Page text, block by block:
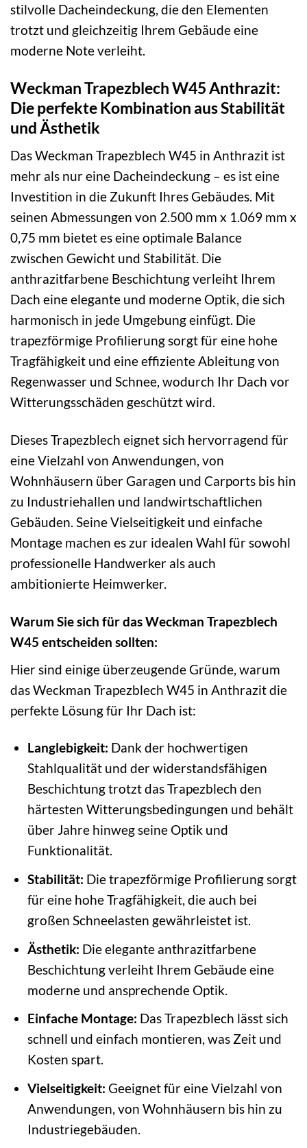
stilvolle Dacheindeckung, die den Elementen
trotzt und gleichzeitig Ihrem Gebäude eine
moderne Note verleiht.
Weckman Trapezblech W45 Anthrazit:
Die perfekte Kombination aus Stabilität
und Ästhetik
Das Weckman Trapezblech W45 in Anthrazit ist
mehr als nur eine Dacheindeckung – es ist eine
Investition in die Zukunft Ihres Gebäudes. Mit
seinen Abmessungen von 2.500 mm x 1.069 mm x
0,75 mm bietet es eine optimale Balance
zwischen Gewicht und Stabilität. Die
anthrazitfarbene Beschichtung verleiht Ihrem
Dach eine elegante und moderne Optik, die sich
harmonisch in jede Umgebung einfügt. Die
trapezförmige Profilierung sorgt für eine hohe
Tragfähigkeit und eine effiziente Ableitung von
Regenwasser und Schnee, wodurch Ihr Dach vor
Witterungsschäden geschützt wird.
Dieses Trapezblech eignet sich hervorragend für
eine Vielzahl von Anwendungen, von
Wohnhäusern über Garagen und Carports bis hin
zu Industriehallen und landwirtschaftlichen
Gebäuden. Seine Vielseitigkeit und einfache
Montage machen es zur idealen Wahl für sowohl
professionelle Handwerker als auch
ambitionierte Heimwerker.
Warum Sie sich für das Weckman Trapezblech
W45 entscheiden sollten:
Hier sind einige überzeugende Gründe, warum
das Weckman Trapezblech W45 in Anthrazit die
perfekte Lösung für Ihr Dach ist:
Langlebigkeit: Dank der hochwertigen
Stahlqualität und der widerstandsfähigen
Beschichtung trotzt das Trapezblech den
härtesten Witterungsbedingungen und behält
über Jahre hinweg seine Optik und
Funktionalität.
Stabilität: Die trapezförmige Profilierung sorgt
für eine hohe Tragfähigkeit, die auch bei
großen Schneelasten gewährleistet ist.
Ästhetik: Die elegante anthrazitfarbene
Beschichtung verleiht Ihrem Gebäude eine
moderne und ansprechende Optik.
Einfache Montage: Das Trapezblech lässt sich
schnell und einfach montieren, was Zeit und
Kosten spart.
Vielseitigkeit: Geeignet für eine Vielzahl von
Anwendungen, von Wohnhäusern bis hin zu
Industriegebäuden.